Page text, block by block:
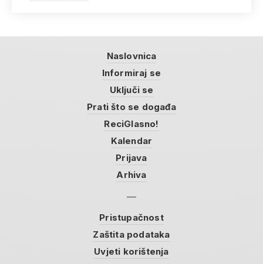
Naslovnica
Informiraj se
Uključi se
Prati što se događa
ReciGlasno!
Kalendar
Prijava
Arhiva
Pristupačnost
Zaštita podataka
Uvjeti korištenja